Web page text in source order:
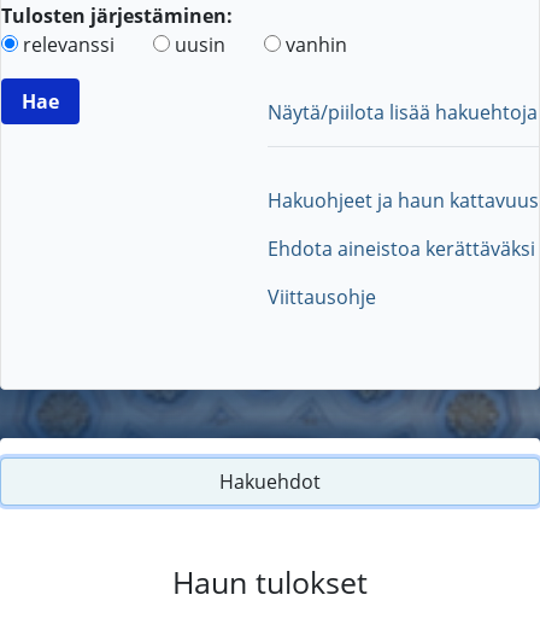
Tulosten järjestäminen:
relevanssi
uusin vanhin
Näytä/piilota lisää hakuehtoja
Hakuohjeet ja haun kattavuus
Ehdota aineistoa kerättäväksi
Viittausohje
Hakuehdot
Haun tulokset